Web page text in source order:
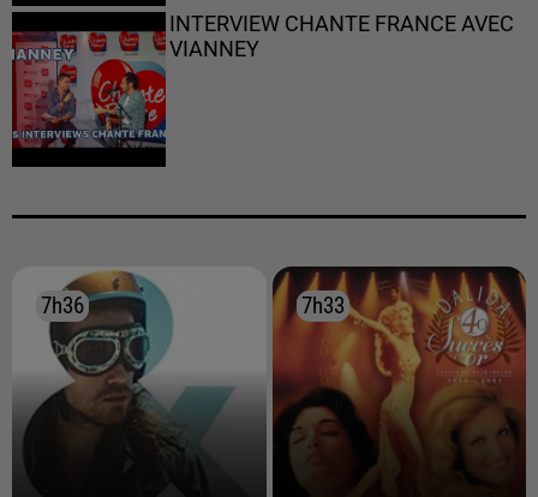
INTERVIEW CHANTE FRANCE AVEC
VIANNEY
7h36
7h36 7h33
7h33